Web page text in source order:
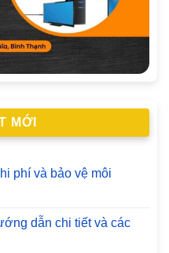
MỚI
phí và bảo vệ môi
dẫn chi tiết và các